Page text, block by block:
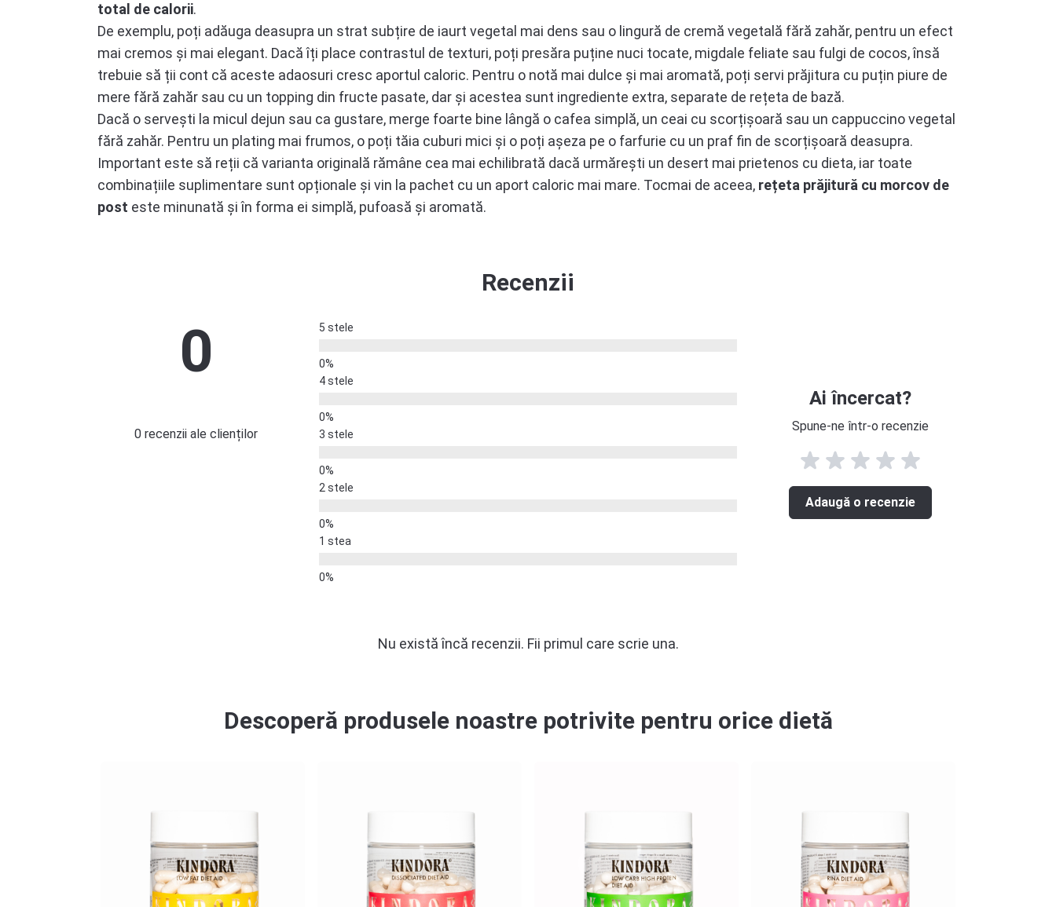
total de calorii.
De exemplu, poți adăuga deasupra un strat subțire de iaurt vegetal mai dens sau o lingură de cremă vegetală fără zahăr, pentru un efect
mai cremos și mai elegant. Dacă îți place contrastul de texturi, poți presăra puține nuci tocate, migdale feliate sau fulgi de cocos, însă
trebuie să ții cont că aceste adaosuri cresc aportul caloric. Pentru o notă mai dulce și mai aromată, poți servi prăjitura cu puțin piure de
mere fără zahăr sau cu un topping din fructe pasate, dar și acestea sunt ingrediente extra, separate de rețeta de bază.
Dacă o servești la micul dejun sau ca gustare, merge foarte bine lângă o cafea simplă, un ceai cu scorțișoară sau un cappuccino vegetal
fără zahăr. Pentru un plating mai frumos, o poți tăia cuburi mici și o poți așeza pe o farfurie cu un praf fin de scorțișoară deasupra.
Important este să reții că varianta originală rămâne cea mai echilibrată dacă urmărești un desert mai prietenos cu dieta, iar toate
combinațiile suplimentare sunt opționale și vin la pachet cu un aport caloric mai mare. Tocmai de aceea, rețeta prăjitură cu morcov de
post este minunată și în forma ei simplă, pufoasă și aromată.
Recenzii
0
0 recenzii ale clienților
5 stele
4 stele
3 stele
2 stele
1 stea
Ai încercat?
Spune-ne într-o recenzie
Adaugă o recenzie
Nu există încă recenzii. Fii primul care scrie una.
Descoperă produsele noastre potrivite pentru orice dietă